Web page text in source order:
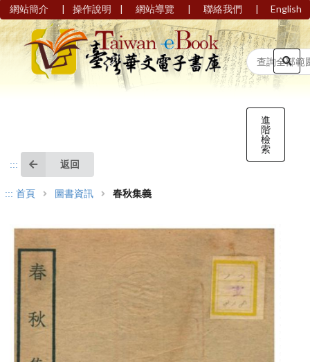
網站簡介 | 操作說明 | 網站導覽 | 聯絡我們 | English
進
階
檢
索
::: 返回
::: 首頁 圖書資訊 春秋集義